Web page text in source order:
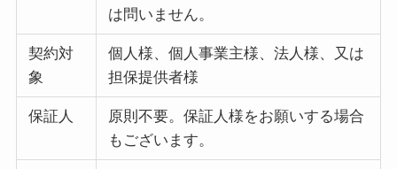
は問いません。
契約対
象
個人様、個人事業主様、法人様、又は
担保提供者様
保証人
原則不要。保証人様をお願いする場合
もございます。